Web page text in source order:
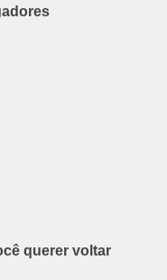
querer voltar